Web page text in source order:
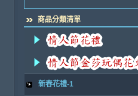
商品分類清單
新春花禮-1